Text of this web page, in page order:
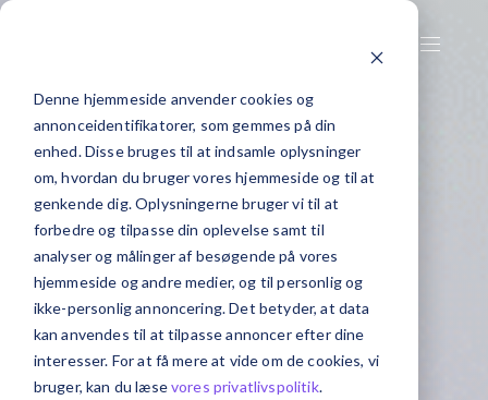
Denne hjemmeside anvender cookies og
annonceidentifikatorer, som gemmes på din
enhed. Disse bruges til at indsamle oplysninger
om, hvordan du bruger vores hjemmeside og til at
genkende dig. Oplysningerne bruger vi til at
forbedre og tilpasse din oplevelse samt til
analyser og målinger af besøgende på vores
hjemmeside og andre medier, og til personlig og
ikke-personlig annoncering. Det betyder, at data
kan anvendes til at tilpasse annoncer efter dine
interesser. For at få mere at vide om de cookies, vi
bruger, kan du læsevores privatlivspolitik.